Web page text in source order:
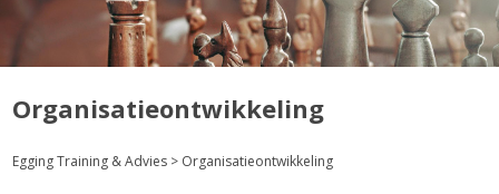
Organisatieontwikkeling
Egging Training & Advies > Organisatieontwikkeling